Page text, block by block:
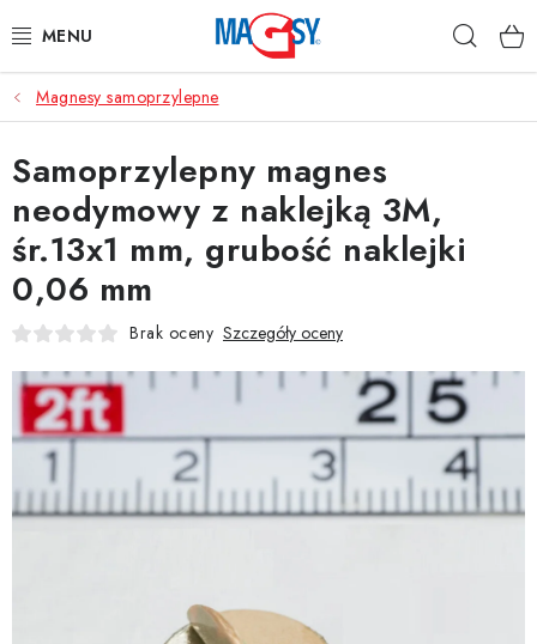
do
GŁÓWNE KATEGORIE
MAGNETYCZNE POMOCE
MAGNESY PRZEMYSŁOWE
INNE MAGNESY
O nas Regulamin e-sklepu
Ochrona danych osobowych
Blog
Odstąpienie od umowy
Magnesy samoprzylepne
Samoprzylepny magnes
neodymowy z naklejką 3M,
śr.13x1 mm, grubość naklejki
0,06 mm
Brak oceny Szczegóły oceny